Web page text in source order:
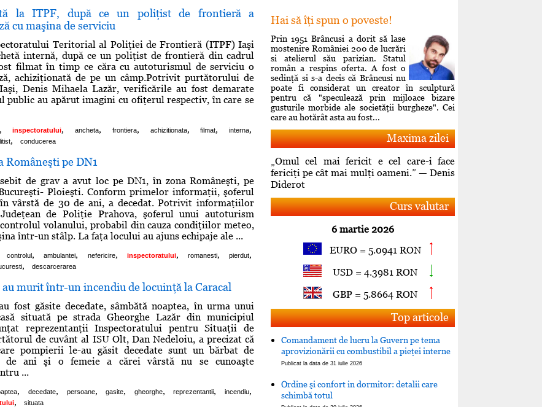
la ITPF, după ce un poliţist de frontieră a
cu maşina de serviciu
Teritorial al Poliţiei de Frontieră (ITPF) Iaşi
internă, după ce un poliţist de frontieră din cadrul
filmat în timp ce căra cu autoturismul de serviciu o
achiziţionată de pe un câmp.Potrivit purtătorului de
Denis Mihaela Lazăr, verificările au fost demarate
public au apărut imagini cu ofiţerul respectiv, în care se
inspectoratului, ancheta, frontiera, achizitionata, filmat, interna,
, conducerea
Româneşti pe DN1
de grav a avut loc pe DN1, în zona Româneşti, pe
Ploieşti. Conform primelor informaţii, şoferul
vârstă de 30 de ani, a decedat. Potrivit informaţiilor
de Poliţie Prahova, şoferul unui autoturism
volanului, probabil din cauza condiţiilor meteo,
într-un stâlp. La faţa locului au ajuns echipaje ale ...
controlul, ambulantei, nefericire, inspectoratului, romanesti, pierdut,
, descarcerarea
au murit într-un incendiu de locuinţă la Caracal
fost găsite decedate, sâmbătă noaptea, în urma unui
situată pe strada Gheorghe Lazăr din municipiul
reprezentanţii Inspectoratului pentru Situaţii de
de cuvânt al ISU Olt, Dan Nedeloiu, a precizat că
pompierii le-au găsit decedate sunt un bărbat de
de ani şi o femeie a cărei vârstă nu se cunoaşte
...
, decedate, persoane, gasite, gheorghe, reprezentantii, incendiu,
, situata
Hai să îţi spun o poveste!
Prin 1951 Brâncusi a dorit să lase
mostenire României 200 de lucrări
si atelierul său parizian. Statul
român a respins oferta. A fost o
sedinţă si s-a decis că Brâncusi nu
poate fi considerat un creator în sculptură
pentru că "speculează prin mijloace bizare
gusturile morbide ale societăţii burgheze". Cei
care au hotărât asta au fost...
Maxima zilei
„Omul cel mai fericit e cel care-i face
fericiţi pe cât mai mulţi oameni.” — Denis
Diderot
Curs valutar
6 martie 2026
EURO = 5.0941 RON
USD = 4.3981 RON
GBP = 5.8664 RON
Top articole
Comandament de lucru la Guvern pe tema
aprovizionării cu combustibil a pieţei interne
Publicat la data de 31 iulie 2026
Ordine şi confort in dormitor: detalii care
schimbă totul